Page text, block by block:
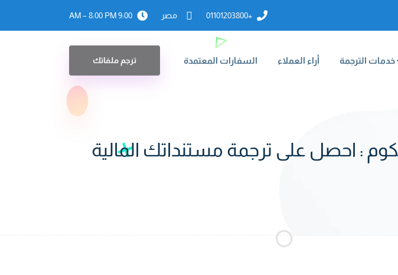
+01101203800 مصر 9:00 AM – 8:00 PM
خدمات الترجمة أراء العملاء السفارات المعتمدة ترجم ملفاتك
: احصل على ترجمة مستنداتك المالية